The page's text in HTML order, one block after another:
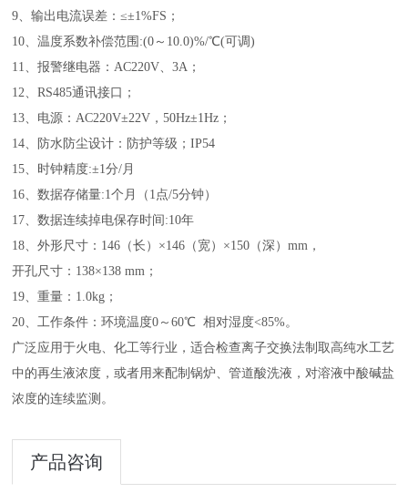
9、输出电流误差：≤±1%FS；
10、温度系数补偿范围:(0～10.0)%/℃(可调)
11、报警继电器：AC220V、3A；
12、RS485通讯接口；
13、电源：AC220V±22V，50Hz±1Hz；
14、
防水防尘设计 ： 防护等级；IP54
15、时钟精度:±1分/月
16、数据存储量:1个月（1点/5分钟）
17、数据连续掉电保存时间:10年
18、外形尺寸：146（长）×146（宽）×150（深）mm，
开孔尺寸：138×138 mm；
19、重量：1.0kg；
20、工作条件：环境温度0～60℃ 相对湿度<85%。
广泛应用于火 电、化工等行业，适合检查离子交换法制取高纯水工艺
中的再生液浓度，或者用来配制锅炉、管道酸洗液，对溶液中酸碱盐
浓度的连续监测 。
产品咨询